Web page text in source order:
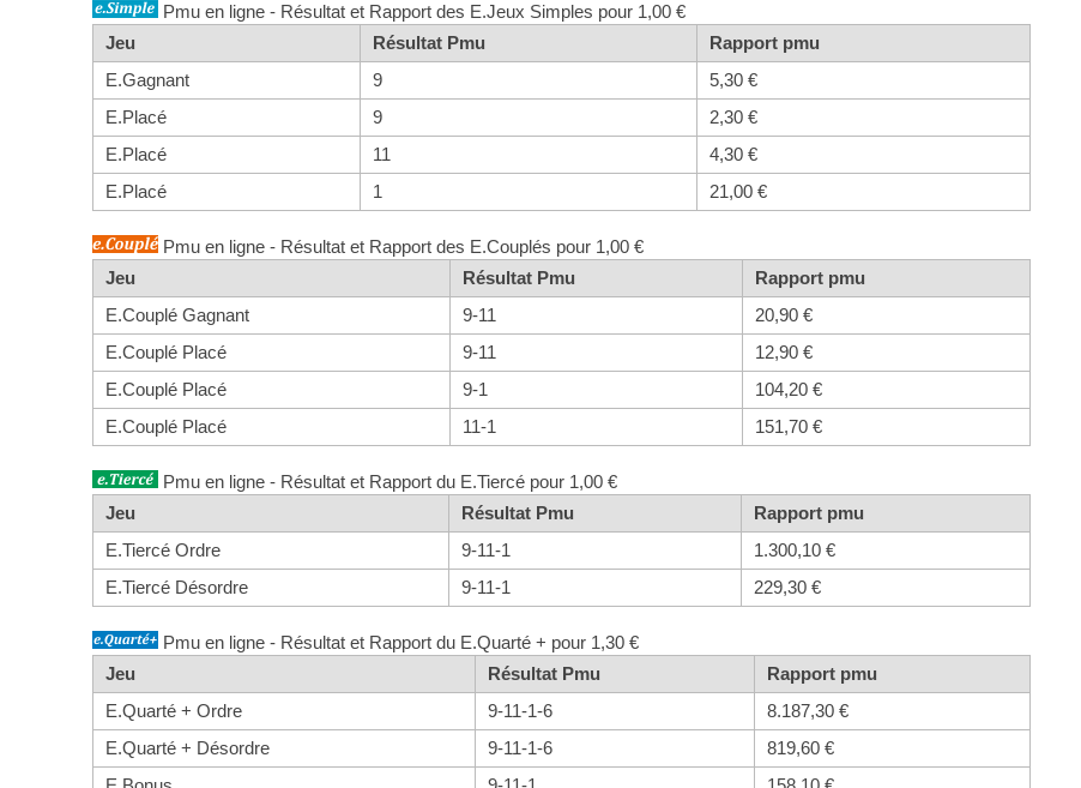
Pmu en ligne - Résultat et Rapport des E.Jeux Simples pour 1,00 €
Jeu
Résultat Pmu
Rapport pmu
E.Gagnant
9
5,30 €
E.Placé
9
2,30 €
E.Placé
11
4,30 €
E.Placé
1 21,00 €
Pmu en ligne - Résultat et Rapport des E.Couplés pour 1,00 €
Jeu
Résultat Pmu
Rapport pmu
E.Couplé Gagnant
9-11
20,90 €
E.Couplé Placé
9-11
12,90 €
E.Couplé Placé
9-1
104,20 €
E.Couplé Placé
11-1 151,70 €
Pmu en ligne - Résultat et Rapport du E.Tiercé pour 1,00 €
Jeu
Résultat Pmu
Rapport pmu
E.Tiercé Ordre
9-11-1
1.300,10 €
E.Tiercé Désordre
9-11-1 229,30 €
Pmu en ligne - Résultat et Rapport du E.Quarté + pour 1,30 €
Jeu
Résultat Pmu
Rapport pmu
E.Quarté + Ordre
9-11-1-6
8.187,30 €
E.Quarté + Désordre
9-11-1-6
819,60 €